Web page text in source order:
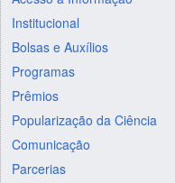
Institucional
Bolsas e Auxílios
Programas
Prêmios
Popularização da Ciência
Comunicação
Parcerias